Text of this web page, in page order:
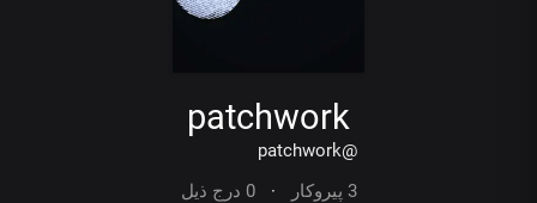
patchwork
@patchwork
3 پیروکار
· 0 درج ذیل